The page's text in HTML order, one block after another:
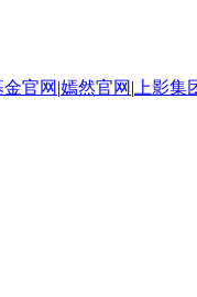
官网 |嫣然官网 | 上影集